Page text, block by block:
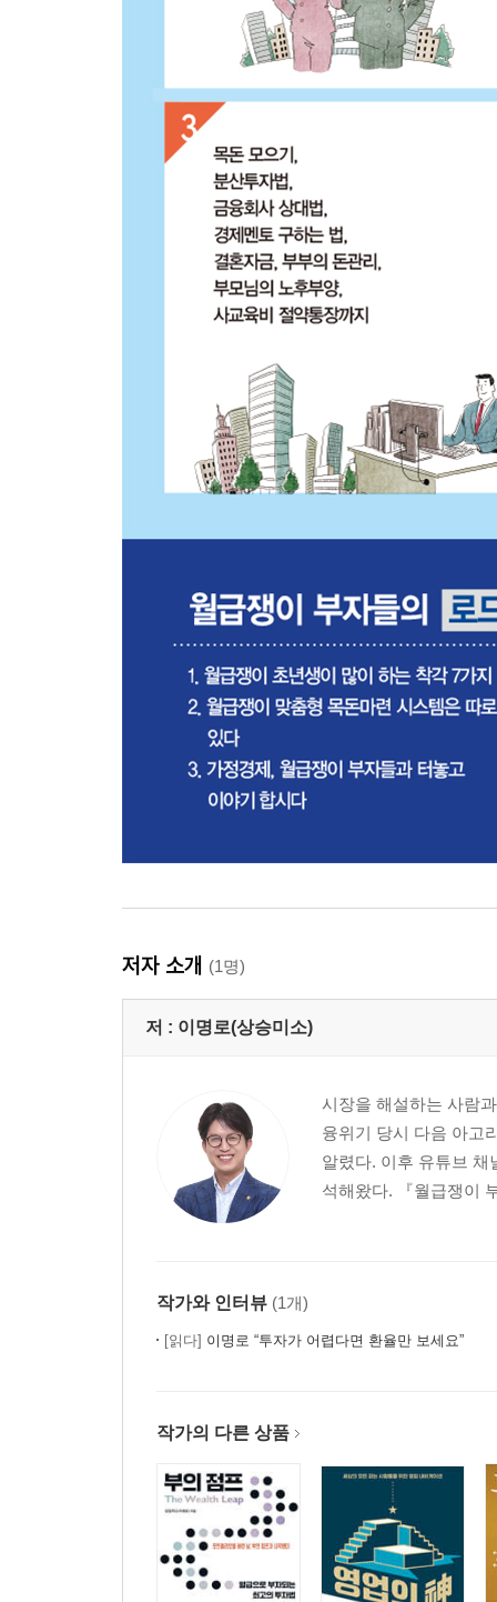
연봉 상승액은 ‘없는 돈’이라고 생각하세요 | 은숙
02 열심히만 살면 될 것이라는 착각
열심히만 하면 현재 생활이 유지될까요 | 30대일
03 나도 재테크로 돈 벌 것이라는 착각
투자 성공 확률에 대한 착각 | 왜 기존의 재테크
사람이 성공한다 | 3세대 재테크?큰 판세가 바뀌
04 나는 투자에 실패하지 않을 것이라는 착각
투자에 관한 한 자신을 믿지 마세요 | 권 사장님이 ‘
05 은퇴 준비는 여유 있어야 가능하다는 착각
인생은 3-3-3입니다 | 적은 돈은 정말 노후에 도움
06 급한 것이 곧 중요한 것이라는 착각
문제의 핵심을 외면하지 않고 다시 일어선 김 대
부부 상담을 하면서 가끔 하는 말
08 창업하면 잘될 것이라는 착각
혹시 괜찮은 사업 아이템 있나요 | ‘무엇을’보다 어
02 선숙 씨는 어떻게 오피스텔의 고점을 맞추었을
재테크 비법은 멀리 있지 않습니다 | 경제지표는
03 월급쟁이 부자 옆에는 항상 부자 멘토가 있습니
재영 씨의 경제 나침반1?제조업체 사장 | 재영 씨
가장 뛰어난 직업군은?
04 은행이 우리에게 가르쳐주지 않는 것들 191
은행 VIP 룸에 들어가는 것을 좋아하지 마세요
05 월급쟁이 부자는 금융회사 상대법부터 다릅니다
종신보험, 정기보험이란 | 보험료를 절약하는 ‘실
07 월급쟁이 부자들의 분산투자는 시작부터 다릅
분산투자입니다 | 금융자산 10억원, 재춘 씨는 어
01 돈에 대한 태도가 단호하고 깔끔합니다
부모님께 빌린 돈을 꼬박꼬박 이자까지 갚은 선숙
02 자신의 직업과 일에 더 투자해야 합니다
재테크를 넘어 진짜부자가 된 비결
03 문제가 생기면 근본적인 해결책을 찾습니다
유 사장님을 일으킨 아내의 한마디 | 나를 울게 한
무조건 5만원 더 저축하는 습관 | 작지만 큰 재태
돈을 빌려주지 않는 습관 | 상의하는 습관 | 투자
03 40대가 반드시 가져야 할 부자습관
개인기보다는 매니징 능력을 키우는 습관 | 인품
04 여유를 만드는 방법
저자 소개 (1명)
저 : 이명로(상승미소)
시장을 해설하는 사람
융위기 당시 다음 아고
알렸다. 이후 유튜브
석해왔다. 『월급쟁이
작가와 인터뷰 (1개)
[읽다] 이명로 “투자가 어렵다면 환율만 보세요”
작가의 다른 상품